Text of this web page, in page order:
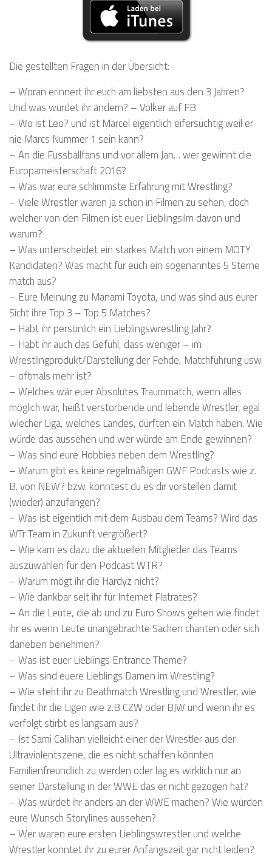
Die gestellten Fragen in der Übersicht:
– Woran erinnert ihr euch am liebsten aus den 3 Jahren?
Und was würdet ihr ändern? – Volker auf FB
– Wo ist Leo? und ist Marcel eigentlich eifersüchtig weil er
nie Marcs Nummer 1 sein kann?
– An die Fussballfans und vor allem Jan… wer gewinnt die
Europameisterschaft 2016?
– Was war eure schlimmste Erfahrung mit Wrestling?
– Viele Wrestler waren ja schon in Filmen zu sehen, doch
welcher von den Filmen ist euer Lieblingsilm davon und
warum?
– Was unterscheidet ein starkes Match von einem MOTY
Kandidaten? Was macht für euch ein sogenanntes 5 Sterne
match aus?
– Eure Meinung zu Manami Toyota, und was sind aus eurer
Sicht ihre Top 3 – Top 5 Matches?
– Habt ihr persönlich ein Lieblingswrestling Jahr?
– Habt ihr auch das Gefühl, dass weniger – im
Wrestlingprodukt/Darstellung der Fehde, Matchführung usw
– oftmals mehr ist?
– Welches wär euer Absolutes Traummatch, wenn alles
möglich wär, heißt verstorbende und lebende Wrestler, egal
wlecher Liga, welches Landes, dürften ein Match haben. Wie
würde das aussehen und wer würde am Ende gewinnen?
– Was sind eure Hobbies neben dem Wrestling?
– Warum gibt es keine regelmäßigen GWF Podcasts wie z.
B. von NEW? bzw. könntest du es dir vorstellen damit
(wieder) anzufangen?
– Was ist eigentlich mit dem Ausbau dem Teams? Wird das
WTr Team in Zukunft vergrößert?
– Wie kam es dazu die aktuellen Mitglieder das Teams
auszuwählen für den Podcast WTR?
– Warum mögt ihr die Hardyz nicht?
– Wie dankbar seit ihr für Internet Flatrates?
– An die Leute, die ab und zu Euro Shows gehen wie findet
ihr es wenn Leute unangebrachte Sachen chanten oder sich
daneben benehmen?
– Was ist euer Lieblings Entrance Theme?
– Was sind euere Lieblings Damen im Wrestling?
– Wie steht ihr zu Deathmatch Wrestling und Wrestler, wie
findet ihr die Ligen wie z.B CZW oder BJW und wenn ihr es
verfolgt stirbt es langsam aus?
– Ist Sami Callihan vielleicht einer der Wrestler aus der
Ultraviolentszene, die es nicht schaffen könnten
Familienfreundlich zu werden oder lag es wirklich nur an
seiner Darstellung in der WWE das er nicht gezogen hat?
– Was würdet ihr anders an der WWE machen? Wie würden
eure Wunsch Storylines aussehen?
– Wer waren eure ersten Lieblingswrestler und welche
Wrestler konntet ihr zu eurer Anfangszeit gar nicht leiden?